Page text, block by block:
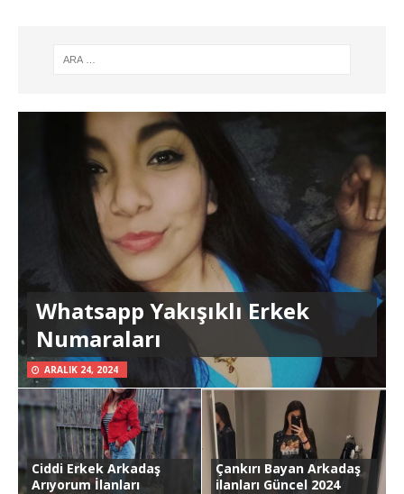
Whatsapp Yakışıklı Erkek
Numaraları
ARALIK 24, 2024
Ciddi Erkek Arkadaş
Arıyorum İlanları
Çankırı Bayan Arkadaş
ilanları Güncel 2024